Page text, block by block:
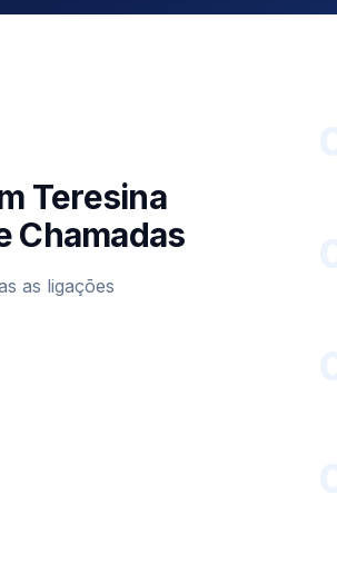
Teresina
Chamadas
as ligações